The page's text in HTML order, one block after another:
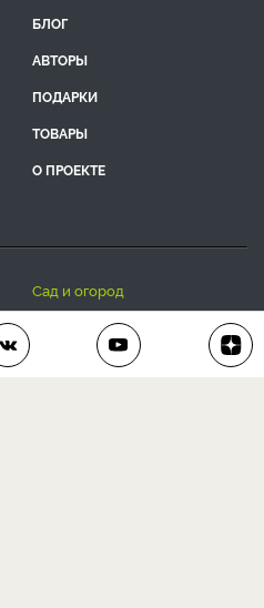
БЛОГ
АВТОРЫ
ПОДАРКИ
ТОВАРЫ
О ПРОЕКТЕ
сад и огород
дачный дизайн
полезные рецепты